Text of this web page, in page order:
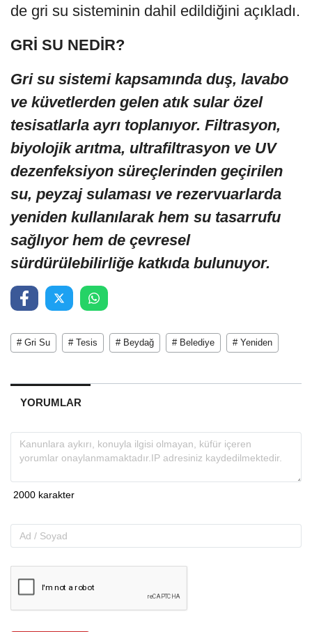
de gri su sisteminin dahil edildiğini açıkladı.
GRİ SU NEDİR?
Gri su sistemi kapsamında duş, lavabo
ve küvetlerden gelen atık sular özel
tesisatlarla ayrı toplanıyor. Filtrasyon,
biyolojik arıtma, ultrafiltrasyon ve UV
dezenfeksiyon süreçlerinden geçirilen
su, peyzaj sulaması ve rezervuarlarda
yeniden kullanılarak hem su tasarrufu
sağlıyor hem de çevresel
sürdürülebilirliğe katkıda bulunuyor.
# Gri Su # Tesis # Beydağ # Belediye # Yeniden
YORUMLAR